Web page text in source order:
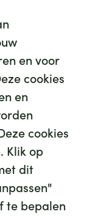
en voor
cookies
en
cookies
Klik op
dit
te bepalen